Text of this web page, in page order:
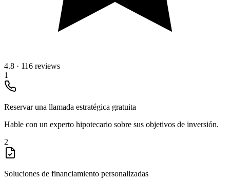
4.8 · 116 reviews
1
Reservar una llamada estratégica gratuita
Hable con un experto hipotecario sobre sus objetivos de inversión.
2
Soluciones de financiamiento personalizadas